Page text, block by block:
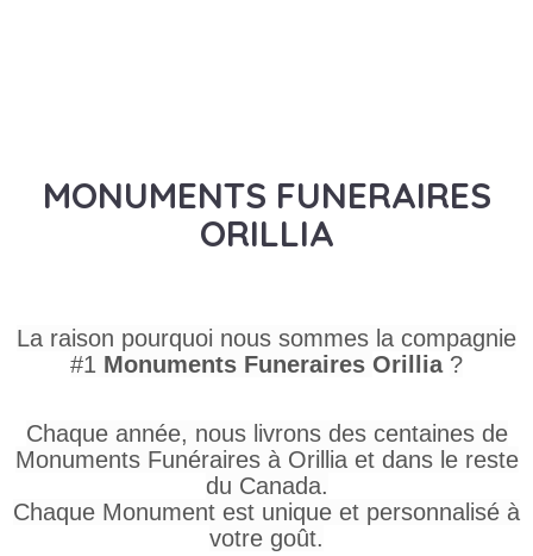
MONUMENTS FUNERAIRES
ORILLIA
La raison pourquoi nous sommes la compagnie
#1 Monuments Funeraires Orillia ?
Chaque année, nous livrons des centaines de
Monuments Funéraires à Orillia et dans le reste
du Canada.
Chaque Monument est unique et personnalisé à
votre goût.